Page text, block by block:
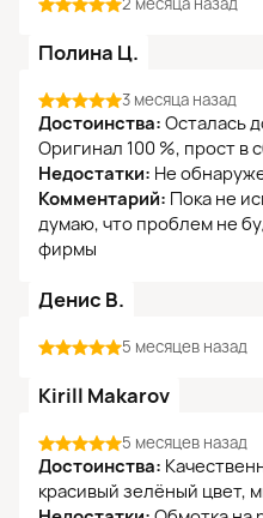
Полина Ц.
3 месяца назад
Достоинства: Осталась
Оригинал 100 %, прост в
Недостатки: Не
Комментарий: Пока не
думаю, что проблем не
фирмы
Денис В.
5 месяцев назад
Kirill Makarov
5 месяцев назад
Достоинства:
красивый зелёный цвет,